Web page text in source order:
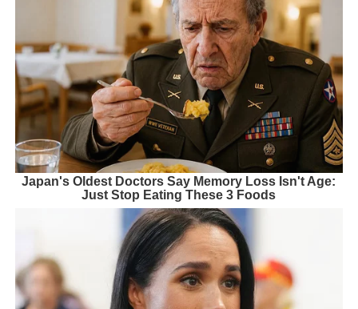
Japan's Oldest Doctors Say Memory Loss Isn't Age:
Just Stop Eating These 3 Foods